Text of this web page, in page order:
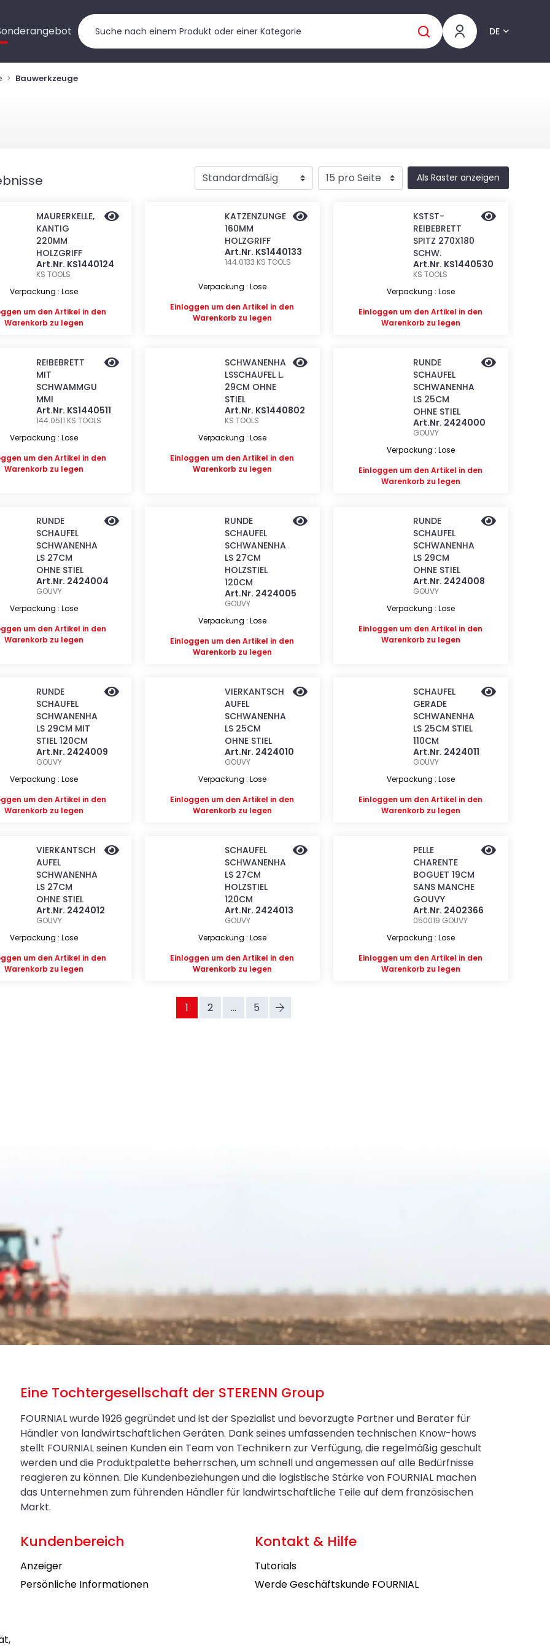
DE
Bauwerkzeuge
Als Raster anzeigen
MAURERKELLE,
KANTIG
220MM
HOLZGRIFF
Art.Nr. KS1440124
KS TOOLS
Verpackung : Lose
um den Artikel in den
Warenkorb zu legen
KATZENZUNGE
160MM
HOLZGRIFF
Art.Nr. KS1440133
144.0133 KS TOOLS
Verpackung : Lose
Einloggen um den Artikel in den
Warenkorb zu legen
KSTST-
REIBEBRETT
SPITZ 270X180
SCHW.
Art.Nr. KS1440530
KS TOOLS
Verpackung : Lose
Einloggen um den Artikel in den
Warenkorb zu legen
REIBEBRETT
MIT
SCHWAMMGU
MMI
Art.Nr. KS1440511
144.0511 KS TOOLS
Verpackung : Lose
um den Artikel in den
Warenkorb zu legen
SCHWANENHA
LSSCHAUFEL L.
29CM OHNE
STIEL
Art.Nr. KS1440802
KS TOOLS
Verpackung : Lose
Einloggen um den Artikel in den
Warenkorb zu legen
RUNDE
SCHAUFEL
SCHWANENHA
LS 25CM
OHNE STIEL
Art.Nr. 2424000
GOUVY
Verpackung : Lose
Einloggen um den Artikel in den
Warenkorb zu legen
RUNDE
SCHAUFEL
SCHWANENHA
LS 27CM
OHNE STIEL
Art.Nr. 2424004
GOUVY
Verpackung : Lose
um den Artikel in den
Warenkorb zu legen
RUNDE
SCHAUFEL
SCHWANENHA
LS 27CM
HOLZSTIEL
120CM
Art.Nr. 2424005
GOUVY
Verpackung : Lose
Einloggen um den Artikel in den
Warenkorb zu legen
RUNDE
SCHAUFEL
SCHWANENHA
LS 29CM
OHNE STIEL
Art.Nr. 2424008
GOUVY
Verpackung : Lose
Einloggen um den Artikel in den
Warenkorb zu legen
RUNDE
SCHAUFEL
SCHWANENHA
LS 29CM MIT
STIEL 120CM
Art.Nr. 2424009
GOUVY
Verpackung : Lose
um den Artikel in den
Warenkorb zu legen
VIERKANTSCH
AUFEL
SCHWANENHA
LS 25CM
OHNE STIEL
Art.Nr. 2424010
GOUVY
Verpackung : Lose
Einloggen um den Artikel in den
Warenkorb zu legen
SCHAUFEL
GERADE
SCHWANENHA
LS 25CM STIEL
110CM
Art.Nr. 2424011
GOUVY
Verpackung : Lose
Einloggen um den Artikel in den
Warenkorb zu legen
VIERKANTSCH
AUFEL
SCHWANENHA
LS 27CM
OHNE STIEL
Art.Nr. 2424012
GOUVY
Verpackung : Lose
um den Artikel in den
Warenkorb zu legen
SCHAUFEL
SCHWANENHA
LS 27CM
HOLZSTIEL
120CM
Art.Nr. 2424013
GOUVY
Verpackung : Lose
Einloggen um den Artikel in den
Warenkorb zu legen
PELLE
CHARENTE
BOGUET 19CM
SANS MANCHE
GOUVY
Art.Nr. 2402366
050019 GOUVY
Verpackung : Lose
Einloggen um den Artikel in den
Warenkorb zu legen
1 2 ... 5
Eine Tochtergesellschaft der STERENN Group
FOURNIAL wurde 1926 gegründet und ist der Spezialist und bevorzugte Partner und Berater für
Händler von landwirtschaftlichen Geräten. Dank seines umfassenden technischen Know-hows
stellt FOURNIAL seinen Kunden ein Team von Technikern zur Verfügung, die regelmäßig geschult
werden und die Produktpalette beherrschen, um schnell und angemessen auf alle Bedürfnisse
reagieren zu können. Die Kundenbeziehungen und die logistische Stärke von FOURNIAL machen
das Unternehmen zum führenden Händler für landwirtschaftliche Teile auf dem französischen
Markt.
Kundenbereich
Anzeiger
Persönliche Informationen
Kontakt & Hilfe
Tutorials
Werde Geschäftskunde FOURNIAL